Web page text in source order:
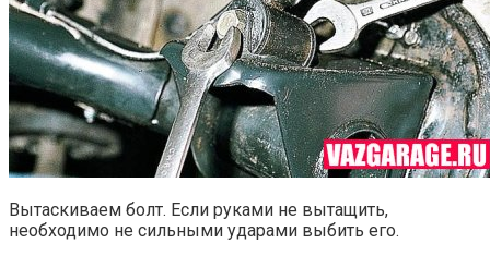
Вытаскиваем болт. Если руками не вытащить,
необходимо не сильными ударами выбить его.